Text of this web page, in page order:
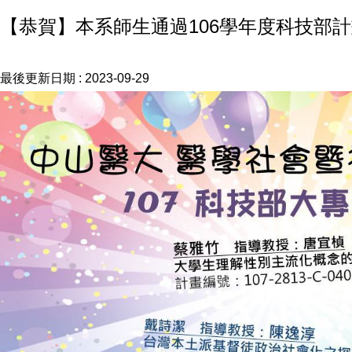
【恭賀】本系師生通過106學年度科技部
最後更新日期 : 2023-09-29